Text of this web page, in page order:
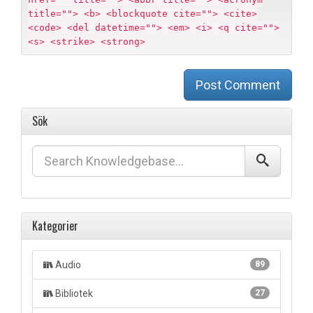
title=""> <b> <blockquote cite=""> <cite>
<code> <del datetime=""> <em> <i> <q cite="">
<s> <strike> <strong>
Post Comment
Sök
Kategorier
89
Audio
27
Bibliotek